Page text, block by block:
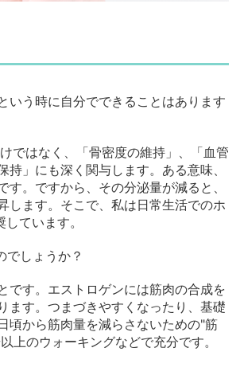
いう時に自分でできることはあります
ではなく、「骨密度の維持」、「血管
」にも深く関与します。ある意味、
。ですから、その分泌量が減ると、
します。そこで、私は日常生活でのホ
ています。
しょうか？
です。エストロゲンには筋肉の合成を
ます。つまづきやすくなったり、基礎
頃から筋肉量を減らさないための"筋
上のウォーキングなどで充分です。